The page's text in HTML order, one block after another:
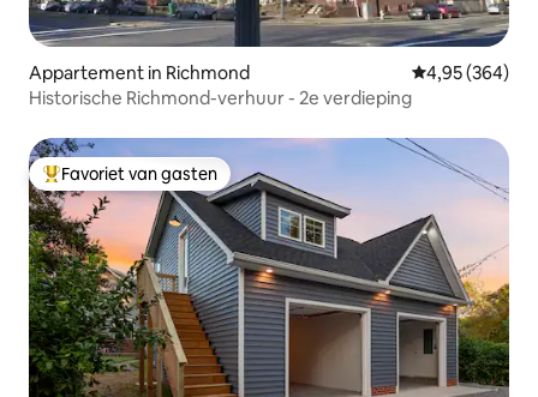
Appartement in Richmond Gemiddelde
4,95 (364)
Historische Richmond-verhuur - 2e verdieping
Topfavoriet van gasten
Favoriet van gasten